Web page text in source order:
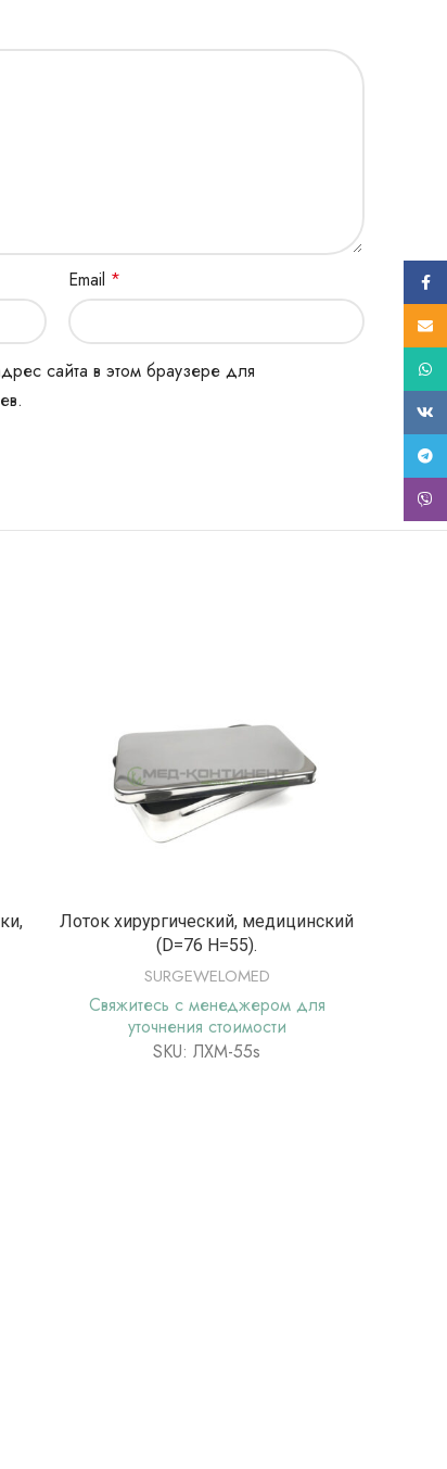
Email *
сайта в этом браузере для
ПОДРОБНЕЕ
Лоток хирургический, медицинский
(D=76 H=55).
SURGEWELOMED
Свяжитесь с менеджером для
уточнения стоимости
SKU: ЛХМ-55s
E-mail
ВК
Viber